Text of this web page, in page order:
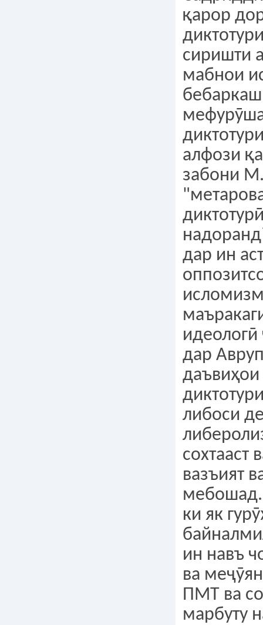
қарор
сиришти
мабнои
алфози
забони
дар ин
идеологӣ
дар
даъвиҳои
либоси
сохтааст
вазъият
ки як
ин навъ
ва
ПМТ ва
марбуту